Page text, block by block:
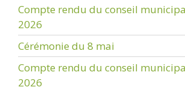
Compte rendu du conseil
2026
Cérémonie du 8 mai
Compte rendu du conseil
2026